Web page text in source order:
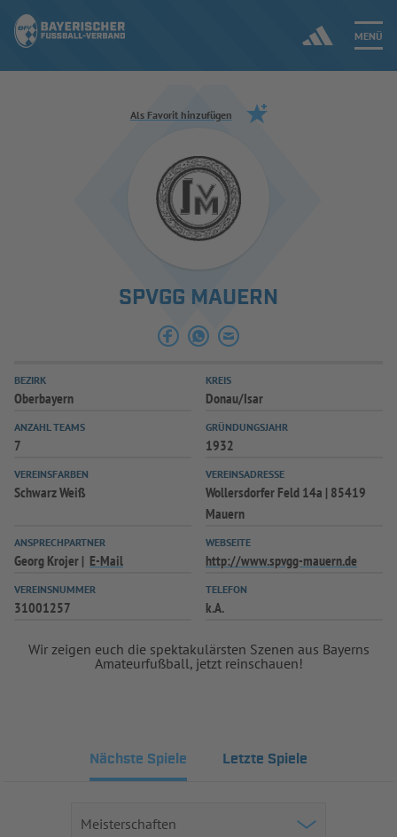
MENÜ
Jetzt einloggen
ERGEBNISSE & WETTBEWERBE
AUSBILDUNG & FÖRDERUNG
SPIELPLUS
Als Favorit hinzufügen
SPVGG MAUERN
BEZIRK
Oberbayern
KREIS
Donau/Isar
ANZAHL TEAMS
7
GRÜNDUNGSJAHR
1932
VEREINSFARBEN
Schwarz Weiß
VEREINSADRESSE
Wollersdorfer Feld 14a | 85419
Mauern
ANSPRECHPARTNER
Georg Krojer E-Mail
WEBSEITE
http://www.spvgg-mauern.de
VEREINSNUMMER
31001257
TELEFON
k.A.
Wir zeigen euch die spektakulärsten Szenen aus Bayerns
Amateurfußball, jetzt reinschauen!
Nächste Spiele Letzte Spiele